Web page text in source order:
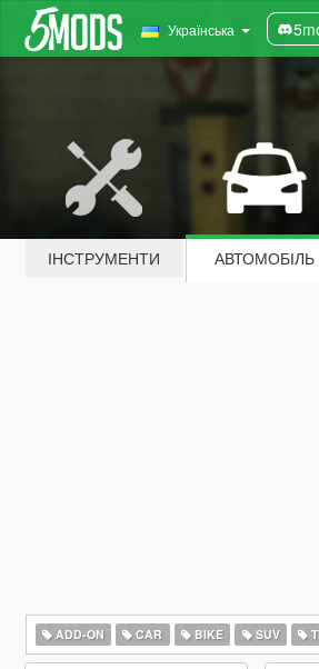
Українська
ІНСТРУМЕНТИ АВТОМОБІЛЬ
ADD-ON CAR BIKE SUV